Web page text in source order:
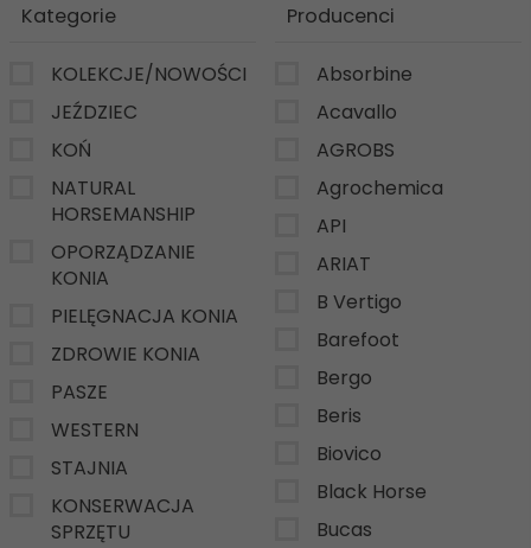
Kategorie
KOLEKCJE/NOWOŚCI
JEŹDZIEC
KOŃ
NATURAL
HORSEMANSHIP
OPORZĄDZANIE
KONIA
PIELĘGNACJA KONIA
ZDROWIE KONIA
PASZE
WESTERN
STAJNIA
KONSERWACJA
SPRZĘTU
Producenci
Absorbine
Acavallo
AGROBS
Agrochemica
API
ARIAT
B Vertigo
Barefoot
Bergo
Beris
Biovico
Black Horse
Bucas